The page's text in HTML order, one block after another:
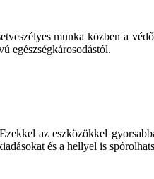
munka közben a
egészségkárosodástól.
az eszközökkel
és a hellyel is